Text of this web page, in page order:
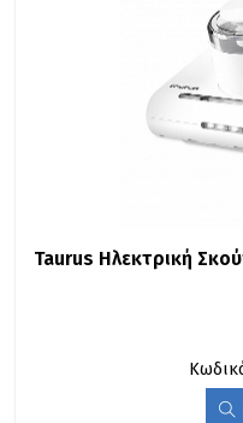
Taurus Ηλεκτρική